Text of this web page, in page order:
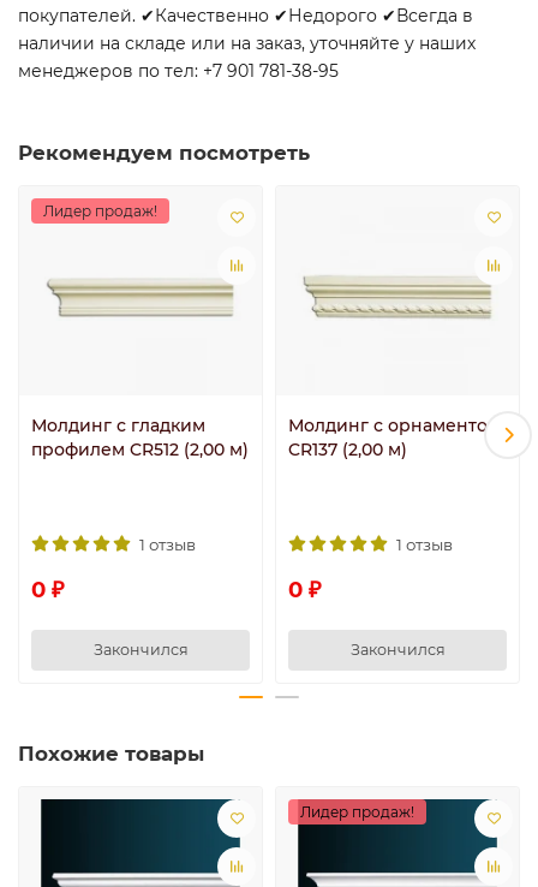
покупателей. ✔Качественно ✔Недорого ✔Всегда в
наличии на складе или на заказ, уточняйте у наших
менеджеров по тел: +7 901 781-38-95
Рекомендуем посмотреть
Лидер продаж!
Молдинг с гладким
профилем CR512 (2,00 м)
1 отзыв
0 ₽
Закончился
Молдинг с орнаментом
CR137 (2,00 м)
1 отзыв
0 ₽
Закончился
Похожие товары
Лидер продаж!